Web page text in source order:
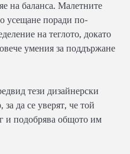
на баланса. Малетните
усещане поради по-
на теглото, докато
умения за поддържане
тези дизайнерски
да се уверят, че той
и подобрява общото им